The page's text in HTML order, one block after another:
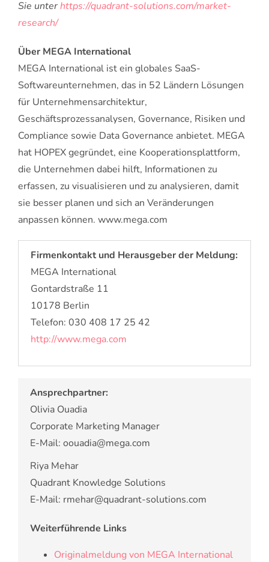
Sie unterhttps://quadrant-solutions.com/market-
research/
Über MEGA International
MEGA International ist ein globales SaaS-
Softwareunternehmen, das in 52 Ländern Lösungen
für Unternehmensarchitektur,
Geschäftsprozessanalysen, Governance, Risiken und
Compliance sowie Data Governance anbietet. MEGA
hat HOPEX gegründet, eine Kooperationsplattform,
die Unternehmen dabei hilft, Informationen zu
erfassen, zu visualisieren und zu analysieren, damit
sie besser planen und sich an Veränderungen
anpassen können. www.mega.com
Firmenkontakt und Herausgeber der Meldung:
MEGA International
Gontardstraße 11
10178 Berlin
Telefon: 030 408 17 25 42
http://www.mega.com
Ansprechpartner:
Olivia Ouadia
Corporate Marketing Manager
E-Mail: oouadia@mega.com
Riya Mehar
Quadrant Knowledge Solutions
E-Mail: rmehar@quadrant-solutions.com
Weiterführende Links
Originalmeldung von MEGA International